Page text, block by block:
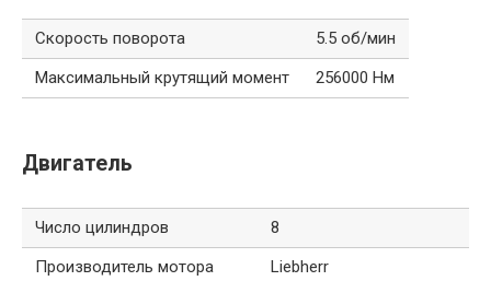
Скорость поворота
5.5 об/мин
Максимальный крутящий момент
256000 Нм
Двигатель
Число цилиндров
8
Производитель мотора
Liebherr